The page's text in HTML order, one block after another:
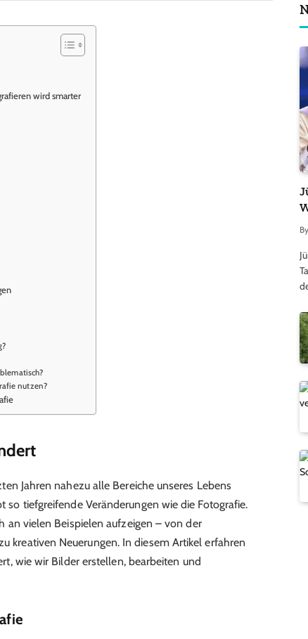
wird smarter
nutzen?
Jahren nahezu alle Bereiche unseres Lebens
so tiefgreifende Veränderungen wie die Fotografie.
an vielen Beispielen aufzeigen – von der
kreativen Neuerungen. In diesem Artikel erfahren
wie wir Bilder erstellen, bearbeiten und
By